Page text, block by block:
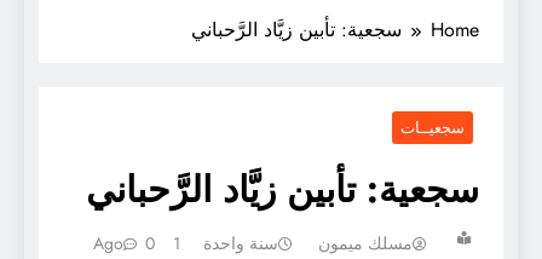
Home سجعية: تأبين زيَّاد الرَّحباني
سجعيــات
سجعية: تأبين زيَّاد الرَّحباني
مسلك ميمون سنة واحدة Ago 0
1